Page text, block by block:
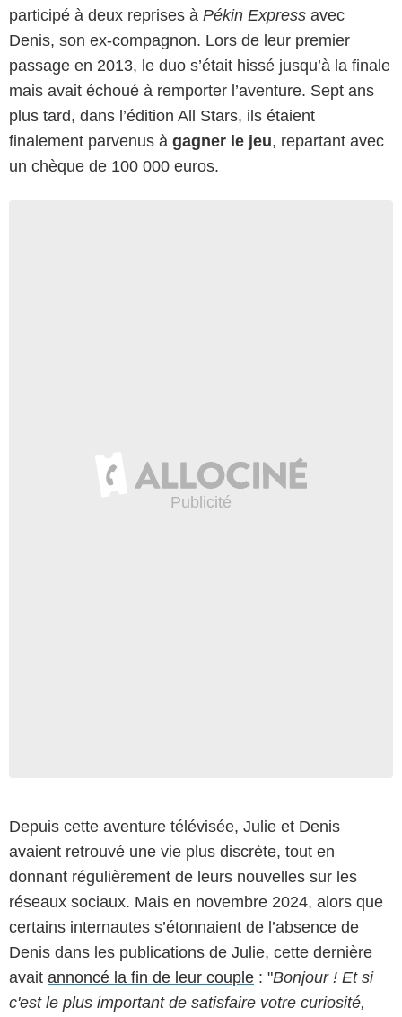
participé à deux reprises à Pékin Express avec
Denis, son ex-compagnon. Lors de leur premier
passage en 2013, le duo s’était hissé jusqu’à la finale
mais avait échoué à remporter l’aventure. Sept ans
plus tard, dans l’édition All Stars, ils étaient
finalement parvenus à gagner le jeu, repartant avec
un chèque de 100 000 euros.
Depuis cette aventure télévisée, Julie et Denis
avaient retrouvé une vie plus discrète, tout en
donnant régulièrement de leurs nouvelles sur les
réseaux sociaux. Mais en novembre 2024, alors que
certains internautes s’étonnaient de l’absence de
Denis dans les publications de Julie, cette dernière
avait annoncé la fin de leur couple : "Bonjour ! Et si
c'est le plus important de satisfaire votre curiosité,